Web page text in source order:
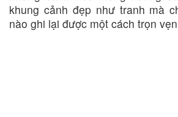
khung cảnh đẹp như tranh mà
nào ghi lại được một cách trọn